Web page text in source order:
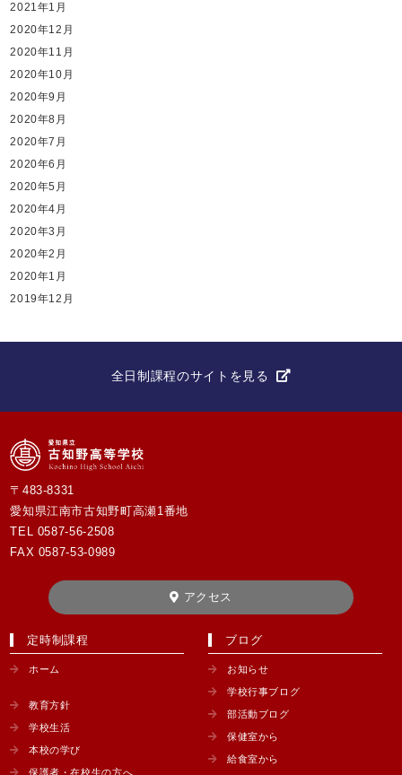
2021年1月
2020年12月
2020年11月
2020年10月
2020年9月
2020年8月
2020年7月
2020年6月
2020年5月
2020年4月
2020年3月
2020年2月
2020年1月
2019年12月
全日制課程のサイトを見る
〒483-8331
愛知県江南市古知野町高瀬1番地
TEL 0587-56-2508
FAX 0587-53-0989
アクセス
定時制課程
ホーム
教育方針
学校生活
本校の学び
保護者・在校生の方へ
ブログ
お知らせ
学校行事ブログ
部活動ブログ
保健室から
給食室から